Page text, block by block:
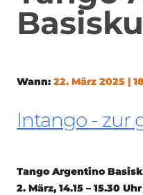
Wann: 22. März 2025 |
Intango - zur
Tango Argentino
2. März, 14.15 – 15.30